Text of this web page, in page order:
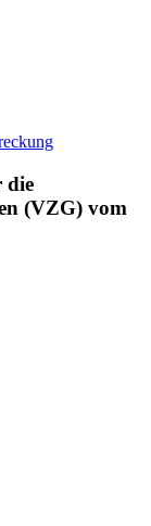
die
(VZG) vom